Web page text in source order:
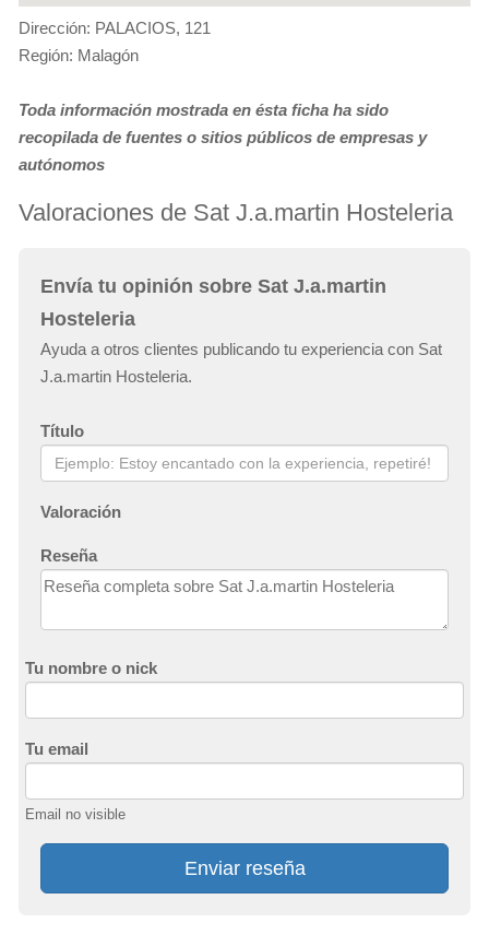
Dirección: PALACIOS, 121
Región: Malagón
Toda información mostrada en ésta ficha ha sido
recopilada de fuentes o sitios públicos de empresas y
autónomos
Valoraciones de Sat J.a.martin Hosteleria
Envía tu opinión sobre Sat J.a.martin
Hosteleria
Ayuda a otros clientes publicando tu experiencia con Sat
J.a.martin Hosteleria.
Título
Valoración
Reseña
Tu nombre o nick
Tu email
Email no visible
Enviar reseña